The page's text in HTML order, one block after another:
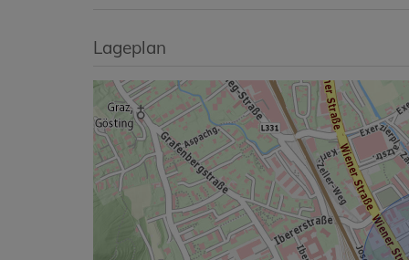
Lageplan